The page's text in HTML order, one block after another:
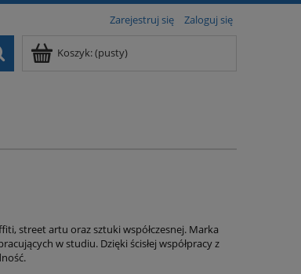
Zarejestruj się Zaloguj się
Koszyk:(pusty)
street artu oraz sztuki współczesnej. Marka
w studiu. Dzięki ścisłej współpracy z